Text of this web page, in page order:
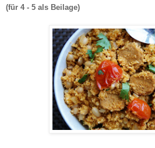
(für 4 - 5 als Beilage)